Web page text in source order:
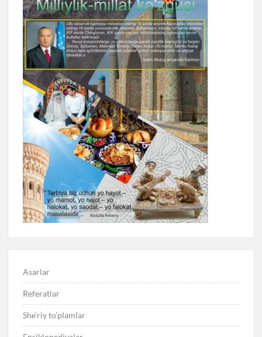
Asarlar
Referatlar
She’riy to’plamlar